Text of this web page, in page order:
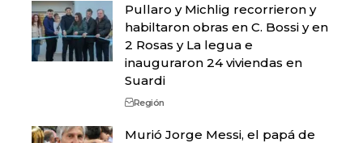
Pullaro y Michlig recorrieron y
habiltaron obras en C. Bossi y en
2 Rosas y La legua e
inauguraron 24 viviendas en
Suardi
Región
Murió Jorge Messi, el papá de